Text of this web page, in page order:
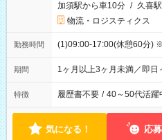
加須駅から車10分 / 久喜
物流・ロジスティクス
勤務時間 (1)09:00-17:00(休憩60分)
期間 1ヶ月以上3ヶ月未満／即日
特徴 履歴書不要 / 40～50代活躍
気になる！ 応